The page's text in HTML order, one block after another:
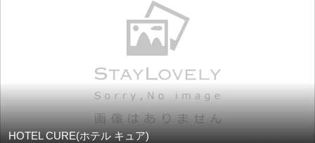
HOTEL CURE(ホテル キュア)